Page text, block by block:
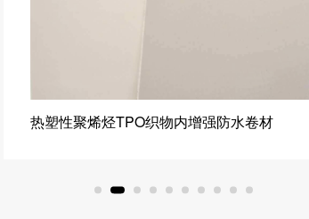
热塑性聚烯烃TPO织物内增强防水卷材